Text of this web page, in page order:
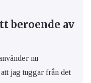
beroende av
nu
jag tuggar från det